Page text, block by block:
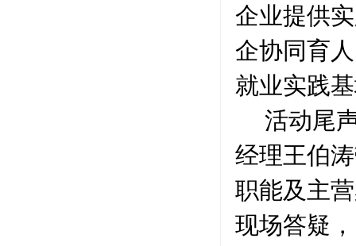
企业提供
企协同育
就业实践
活动尾
经理王伯涛
职能及主
现场答疑